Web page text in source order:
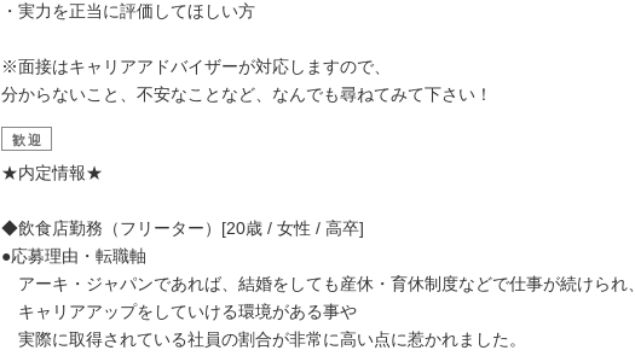
・実力を正当に評価してほしい方
※面接はキャリアアドバイザーが対応しますので、
分からないこと、不安なことなど、なんでも尋ねてみて下さい！
歓迎
★内定情報★
◆飲食店勤務（フリーター）[20歳 / 女性 / 高卒]
●応募理由・転職軸
アーキ・ジャパンであれば、結婚をしても産休・育休制度などで仕事が続けられ
キャリアアップをしていける環境がある事や
実際に取得されている社員の割合が非常に高い点に惹かれました。